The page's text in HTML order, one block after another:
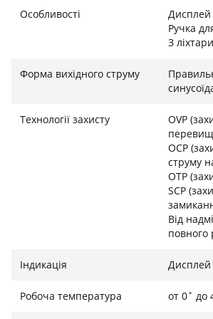
тримає вас у курсі всіх параметрів:
вхідна та вихідна потужність
ліхтар. Безпеку використання
комплекс захисту від перегріву,
1 x AC розетка (230В): 300 Вт
1 x USB-C PD: 100 Вт макс.
2 x DC 5521: Виходи постійного
1 x Автоприкурювач: 12В для
Особливості
Дисплей
Ручка
З
Форма вихідного струму
Технології захисту
OVP
OCP
струму
OTP
SCP
Від
повного
Індикація Дисплей
Робоча температура от 0˚ до